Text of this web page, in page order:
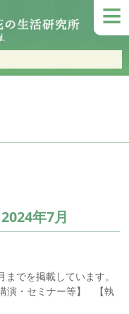
≡
年7月
でを掲載しています。
演・セミナー等】 【執